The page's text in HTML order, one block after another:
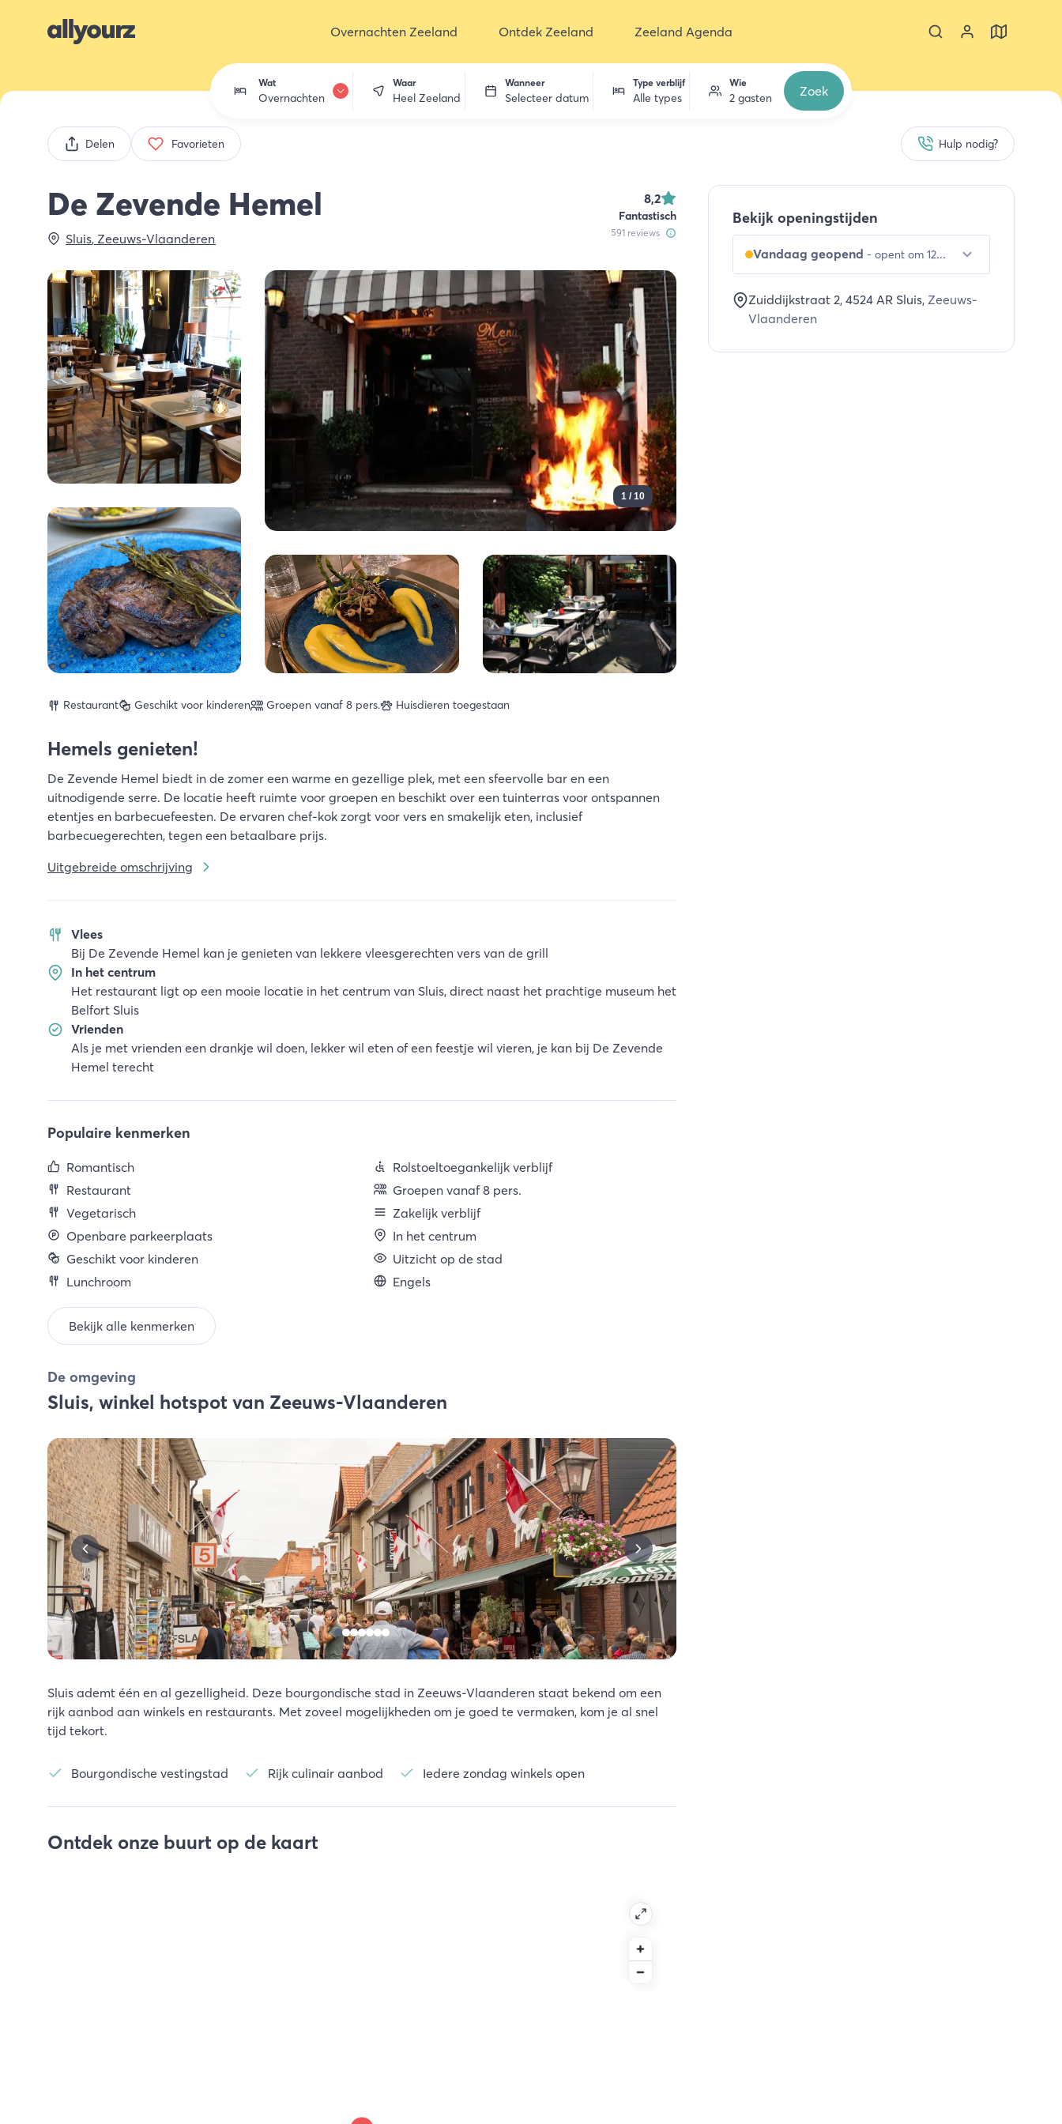
Overnachten Zeeland Ontdek Zeeland Zeeland Agenda
Wat
Overnachten
Activiteiten
Zeeland ontdekken
Waar
Heel Zeeland
Wanneer
Selecteer datum
Type verblijf
Alle types
Wie
2 gasten Zoek
Delen Favorieten Hulp nodig?
De Zevende Hemel 8,2
Fantastisch
591reviews
Sluis, Zeeuws-Vlaanderen
1 / 10
Restaurant Geschikt voor kinderen Groepen vanaf 8 pers. Huisdieren toegestaan
Hemels genieten!
De Zevende Hemel biedt in de zomer een warme en gezellige plek, met een sfeervolle bar en een
uitnodigende serre. De locatie heeft ruimte voor groepen en beschikt over een tuinterras voor ontspannen
etentjes en barbecuefeesten. De ervaren chef-kok zorgt voor vers en smakelijk eten, inclusief
barbecuegerechten, tegen een betaalbare prijs.
Uitgebreide omschrijving
Vlees
Bij De Zevende Hemel kan je genieten van lekkere vleesgerechten vers van de grill
In het centrum
Het restaurant ligt op een mooie locatie in het centrum van Sluis, direct naast het prachtige museum het
Belfort Sluis
Vrienden
Als je met vrienden een drankje wil doen, lekker wil eten of een feestje wil vieren, je kan bij De Zevende
Hemel terecht
Populaire kenmerken
Romantisch
Restaurant
Vegetarisch
Openbare parkeerplaats
Geschikt voor kinderen
Lunchroom
Rolstoeltoegankelijk verblijf
Groepen vanaf 8 pers.
Zakelijk verblijf
In het centrum
Uitzicht op de stad
Engels
Bekijk alle kenmerken
De omgeving
Sluis, winkel hotspot van Zeeuws-Vlaanderen
Sluis ademt één en al gezelligheid. Deze bourgondische stad in Zeeuws-Vlaanderen staat bekend om een
rijk aanbod aan winkels en restaurants. Met zoveel mogelijkheden om je goed te vermaken, kom je al snel
tijd tekort.
Bourgondische vestingstad Rijk culinair aanbod Iedere zondag winkels open
Ontdek onze buurt op de kaart
Bekijk openingstijden
Vandaag geopend - opent om 12:00 uur
Zuiddijkstraat 2, 4524 AR Sluis, Zeeuws-
Vlaanderen